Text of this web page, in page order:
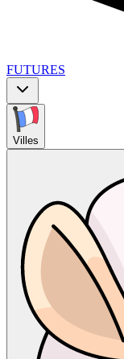
FUTURES
Villes